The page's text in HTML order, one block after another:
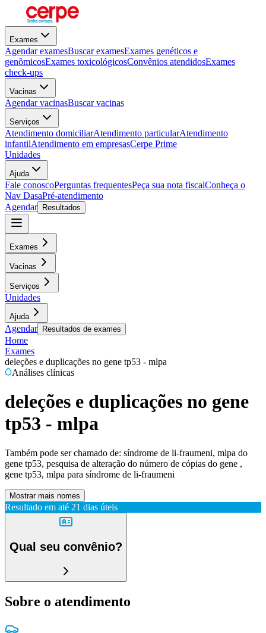
Exames
Agendar examesBuscar examesExames genéticos e
genômicosExames toxicológicosConvênios atendidosExames
check-ups
Vacinas
Agendar vacinasBuscar vacinas
Serviços
Atendimento domiciliarAtendimento particularAtendimento
infantilAtendimento em empresasCerpe Prime
Unidades
Ajuda
Fale conoscoPerguntas frequentesPeça sua nota fiscalConheça o
Nav DasaPré-atendimento
Agendar
Resultados
Exames
Vacinas
Serviços
Unidades
Ajuda
Agendar Resultados de exames
Home
Exames
deleções e duplicações no gene tp53 - mlpa
Análises clínicas
deleções e duplicações no gene
tp53 - mlpa
Também pode ser chamado de: síndrome de li-fraumeni, mlpa do
gene tp53, pesquisa de alteração do número de cópias do gene ,
gene tp53, mlpa para síndrome de li-fraumeni
Mostrar mais nomes
Resultado em até 21 dias úteis
Qual seu convênio?
Sobre o atendimento